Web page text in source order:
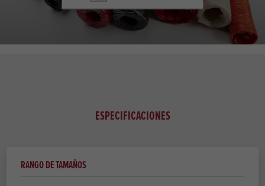
ESPECIFICACIONES
RANGO DE TAMAÑOS